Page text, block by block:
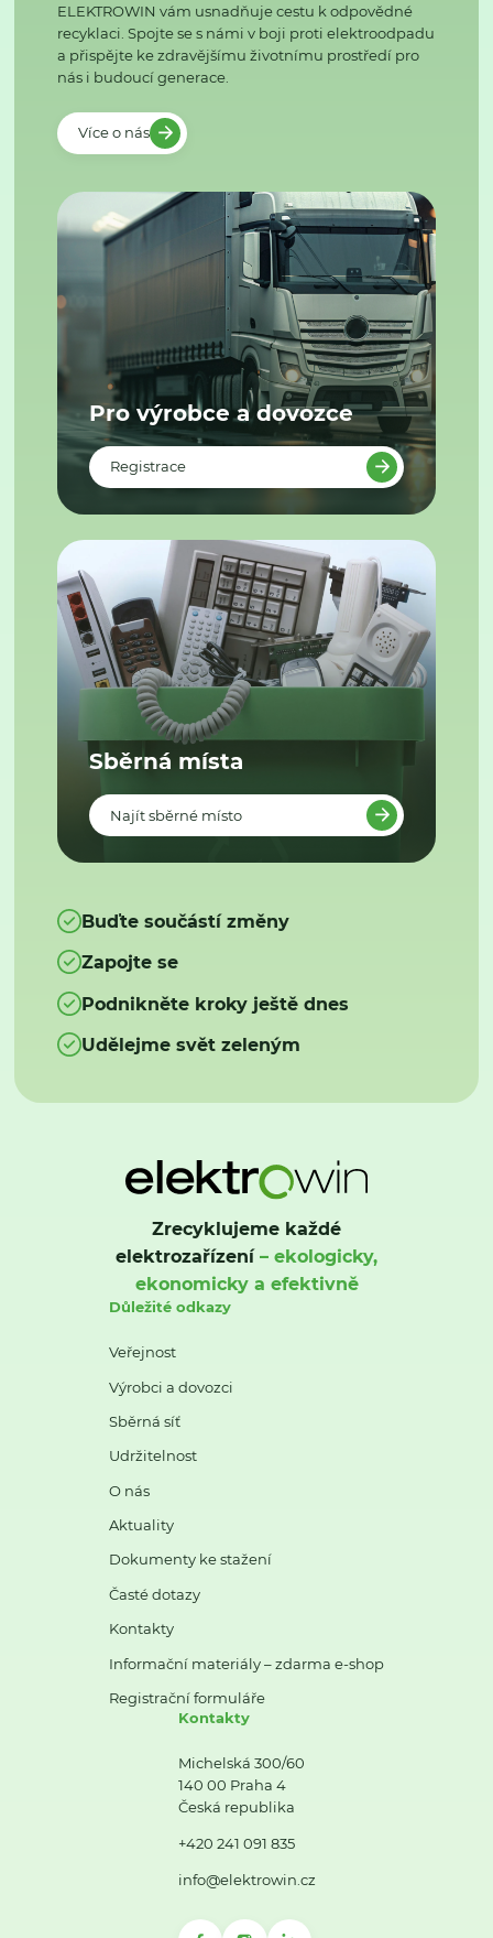
ELEKTROWIN vám usnadňuje cestu k odpovědné
recyklaci. Spojte se s námi v boji proti elektroodpadu
a přispějte ke zdravějšímu životnímu prostředí pro
nás i budoucí generace.
Více o nás
Pro výrobce a dovozce
Registrace
Sběrná místa
Najít sběrné místo
Buďte součástí změny
Zapojte se
Podnikněte kroky ještě dnes
Udělejme svět zeleným
Zrecyklujeme každé
elektrozařízení– ekologicky,
ekonomicky a efektivně
Důležité odkazy
Veřejnost
Výrobci a dovozci
Sběrná síť
Udržitelnost
O nás
Aktuality
Dokumenty ke stažení
Časté dotazy
Kontakty
Informační materiály – zdarma e-shop
Registrační formuláře
Kontakty
Michelská 300/60
140 00 Praha 4
Česká republika
+420 241 091 835
info@elektrowin.cz